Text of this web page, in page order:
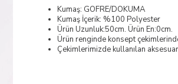
Kumaş: GOFRE/DOKUMA
Kumaş İçerik: %100 Polyester
Ürün Uzunluk:50cm. Ürün En:0cm.
Ürün renginde konsept
Çekimlerimizde kullanılan